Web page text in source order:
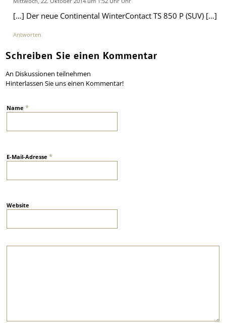
[…] Der neue Continental WinterContact TS 850 P (SUV) […]
Antworten
Schreiben Sie einen Kommentar
An Diskussionen teilnehmen
Hinterlassen Sie uns einen Kommentar!
Name*
E-Mail-Adresse*
Website